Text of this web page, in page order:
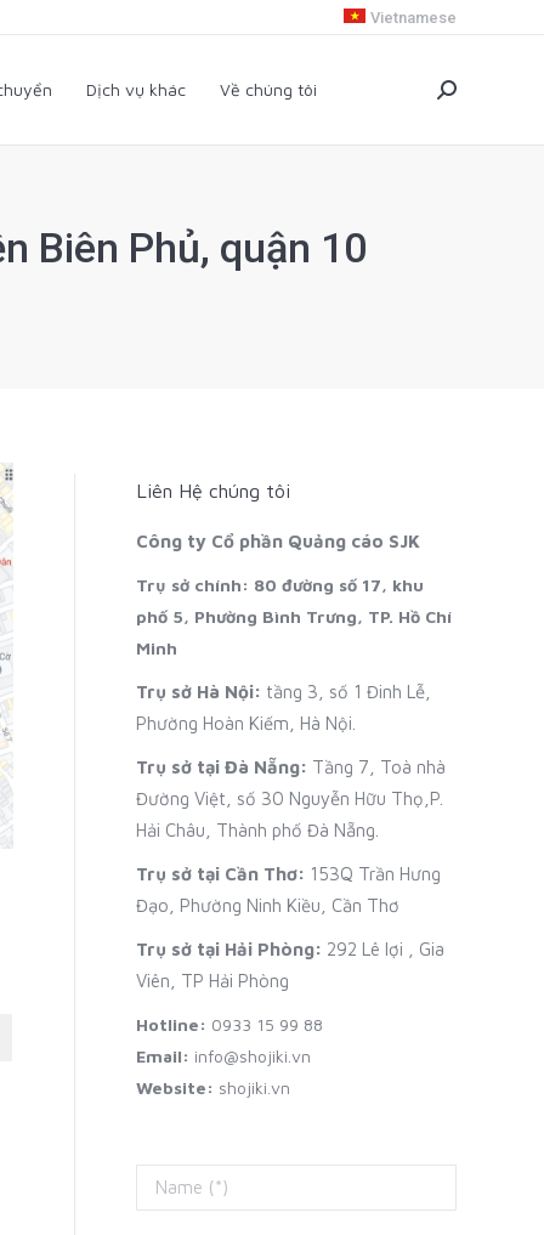
Vietnamese
Dịch vụ khác Về chúng tôi Search:
Biên Phủ, quận 10
Liên Hệ chúng tôi
Công ty Cổ phần Quảng cáo SJK
Trụ sở chính: 80 đường số 17, khu
phố 5, Phường Bình Trưng, TP. Hồ Chí
Minh
Trụ sở Hà Nội: tầng 3, số 1 Đinh Lễ,
Phường Hoàn Kiếm, Hà Nội.
Trụ sở tại Đà Nẵng: Tầng 7, Toà nhà
Đường Việt, số 30 Nguyễn Hữu Thọ,P.
Hải Châu, Thành phố Đà Nẵng.
Trụ sở tại Cần Thơ: 153Q Trần Hưng
Đạo, Phường Ninh Kiều, Cần Thơ
Trụ sở tại Hải Phòng: 292 Lê lợi , Gia
Viên, TP Hải Phòng
Hotline: 0933 15 99 88
Email: info@shojiki.vn
Website: shojiki.vn
Dịch vụ khác Về chúng tôi Search: